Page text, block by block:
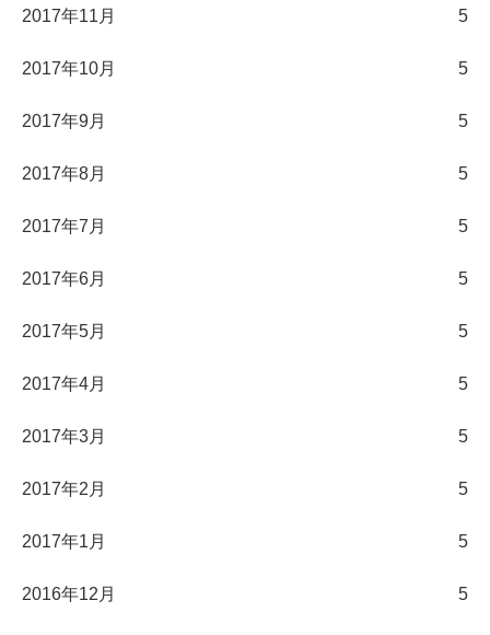
2017年11月 5
2017年10月 5
2017年9月 5
2017年8月 5
2017年7月 5
2017年6月 5
2017年5月 5
2017年4月 5
2017年3月 5
2017年2月 5
2017年1月 5
2016年12月 5